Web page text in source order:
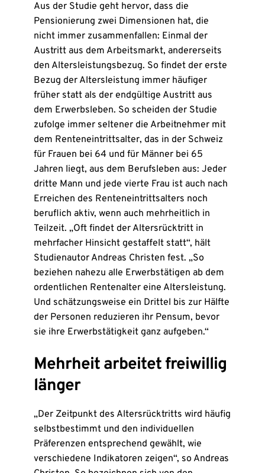
Aus der Studie geht hervor, dass die
Pensionierung zwei Dimensionen hat, die
nicht immer zusammenfallen: Einmal der
Austritt aus dem Arbeitsmarkt, andererseits
den Altersleistungsbezug. So findet der erste
Bezug der Altersleistung immer häufiger
früher statt als der endgültige Austritt aus
dem Erwerbsleben. So scheiden der Studie
zufolge immer seltener die Arbeitnehmer mit
dem Renteneintrittsalter, das in der Schweiz
für Frauen bei 64 und für Männer bei 65
Jahren liegt, aus dem Berufsleben aus: Jeder
dritte Mann und jede vierte Frau ist auch nach
Erreichen des Renteneintrittsalters noch
beruflich aktiv, wenn auch mehrheitlich in
Teilzeit. „Oft findet der Altersrücktritt in
mehrfacher Hinsicht gestaffelt statt“, hält
Studienautor Andreas Christen fest. „So
beziehen nahezu alle Erwerbstätigen ab dem
ordentlichen Rentenalter eine Altersleistung.
Und schätzungsweise ein Drittel bis zur Hälfte
der Personen reduzieren ihr Pensum, bevor
sie ihre Erwerbstätigkeit ganz aufgeben.“
Mehrheit arbeitet freiwillig
länger
„Der Zeitpunkt des Altersrücktritts wird häufig
selbstbestimmt und den individuellen
Präferenzen entsprechend gewählt, wie
verschiedene Indikatoren zeigen“, so Andreas